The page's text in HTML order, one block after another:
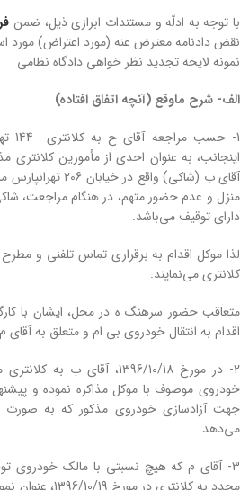
با توجه به ادلّه و مستندات ابرازی ذیل، ضمن
نقض دادنامه معترض عنه (مورد اعتراض) مورد
نمونه لایحه تجدید نظر خواهی دادگاه نظامی
الف- شرح ماوقع (آنچه اتفاق افتاده)
1-
آقای ب (شاکی) واقع
منزل و عدم حضور متهم، در هنگام مراجعت،
دارای توقیف می‌باشد.
لذا موکل اقدام به برقراری تماس تلفنی و
کلانتری می‌نمایند.
متعاقب حضور سرهنگ ه در محل، ایشان با
اقدام به انتقال خودروی بی ام و متعلق به آقای
2- در مورخ 1396/10/18، آقای
جهت آزادسازی خودروی مذکور که به صورت
می‌دهد.
3- آقای م که هیچ نسبتی با مالک خودروی